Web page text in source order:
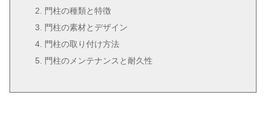
門柱の種類と特徴
門柱の素材とデザイン
門柱の取り付け方法
門柱のメンテナンスと耐久性